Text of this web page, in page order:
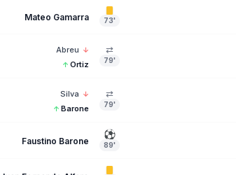
Mateo Gamarra 73'
Abreu ↓
↑ Ortiz
⇄
79'
Silva ↓
↑ Barone
⇄
79'
Faustino Barone
⚽
89'